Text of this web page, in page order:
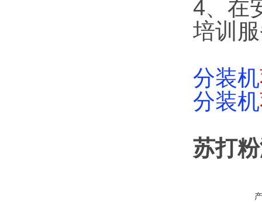
4、在
培训
分装机
分装机
苏打